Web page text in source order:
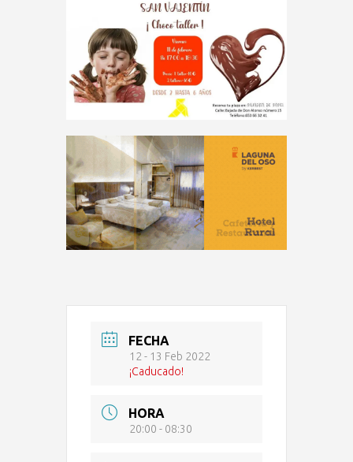
FECHA
12 - 13 Feb 2022
¡Caducado!
HORA
20:00 - 08:30